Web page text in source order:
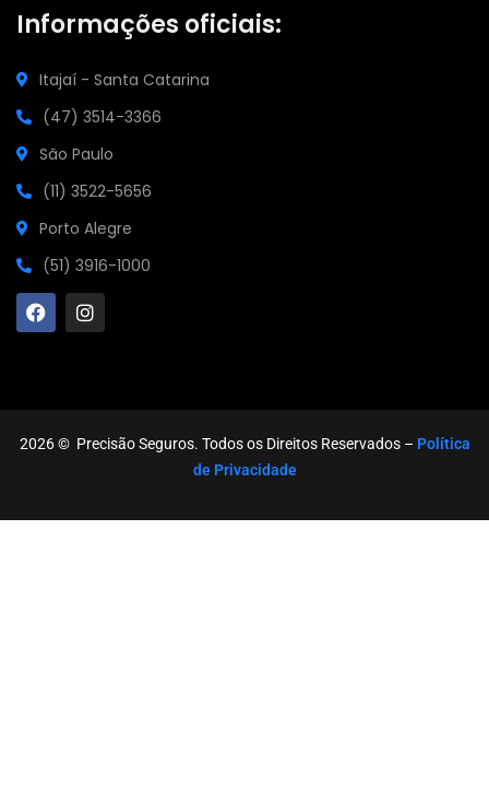
Informações oficiais:
Itajaí - Santa Catarina
(47) 3514-3366
São Paulo
(11) 3522-5656
Porto Alegre
(51) 3916-1000
2026© Precisão Seguros. Todos os Direitos Reservados – Política
de Privacidade